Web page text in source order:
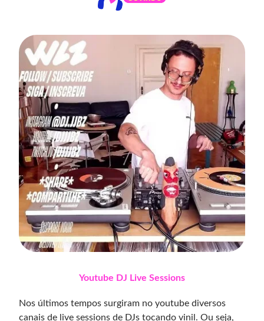
Youtube DJ Live Sessions
Nos últimos tempos surgiram no youtube diversos
canais de live sessions de DJs tocando vinil. Ou seja,